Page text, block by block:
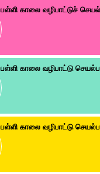
பள்ளி காலை வழிபாட்டுச்
பள்ளி காலை வழிபாட்டு
பள்ளி காலை வழிபாட்டு